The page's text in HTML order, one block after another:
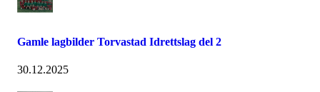
Gamle lagbilder Torvastad Idrettslag del 2
30.12.2025